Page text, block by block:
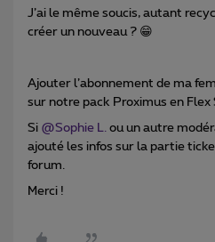
J’ai le même soucis, autant
créer un nouveau ? 😁
Ajouter l’abonnement de ma
sur notre pack Proximus en Flex
Si ​ @Sophie L. ou un autre
ajouté les infos sur la partie
forum.
Merci !